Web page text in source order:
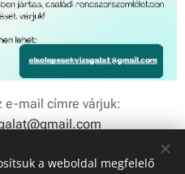
e-mail címre várjuk:
a weboldal megfelelő